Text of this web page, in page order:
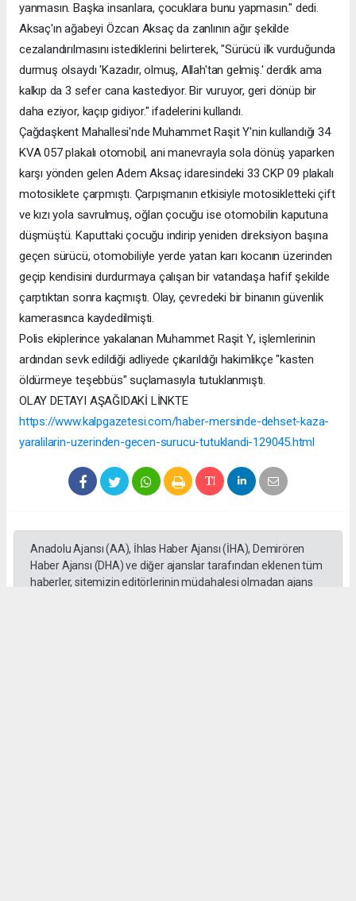
yanmasın. Başka insanlara, çocuklara bunu yapmasın." dedi.
Aksaç'ın ağabeyi Özcan Aksaç da zanlının ağır şekilde
cezalandırılmasını istediklerini belirterek, "Sürücü ilk vurduğunda
durmuş olsaydı 'Kazadır, olmuş, Allah'tan gelmiş.' derdik ama
kalkıp da 3 sefer cana kastediyor. Bir vuruyor, geri dönüp bir
daha eziyor, kaçıp gidiyor." ifadelerini kullandı.
Çağdaşkent Mahallesi'nde Muhammet Raşit Y'nin kullandığı 34
KVA 057 plakalı otomobil, ani manevrayla sola dönüş yaparken
karşı yönden gelen Adem Aksaç idaresindeki 33 CKP 09 plakalı
motosiklete çarpmıştı. Çarpışmanın etkisiyle motosikletteki çift
ve kızı yola savrulmuş, oğlan çocuğu ise otomobilin kaputuna
düşmüştü. Kaputtaki çocuğu indirip yeniden direksiyon başına
geçen sürücü, otomobiliyle yerde yatan karı kocanın üzerinden
geçip kendisini durdurmaya çalışan bir vatandaşa hafif şekilde
çarptıktan sonra kaçmıştı. Olay, çevredeki bir binanın güvenlik
kamerasınca kaydedilmişti.
Polis ekiplerince yakalanan Muhammet Raşit Y., işlemlerinin
ardından sevk edildiği adliyede çıkarıldığı hakimlikçe "kasten
öldürmeye teşebbüs" suçlamasıyla tutuklanmıştı.
OLAY DETAYI AŞAĞIDAKİ LİNKTE
https://www.kalpgazetesi.com/haber-mersinde-dehset-kaza-
yaralilarin-uzerinden-gecen-surucu-tutuklandi-129045.html
Anadolu Ajansı (AA), İhlas Haber Ajansı (İHA), Demirören
Haber Ajansı (DHA) ve diğer ajanslar tarafından eklenen tüm
haberler, sitemizin editörlerinin müdahalesi olmadan ajans